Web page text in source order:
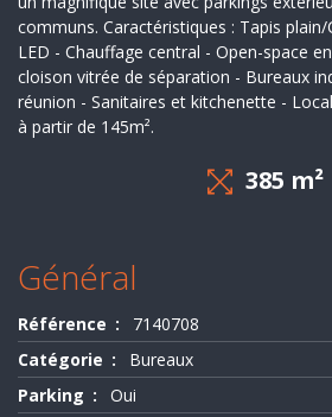
font
confiance
Contact
Evaluation
Expertise
communs. Caractéristiques : Tapis plain/
LED - Chauffage central - Open-space
cloison vitrée de séparation - Bureaux
réunion - Sanitaires et kitchenette -
à partir de 145m².
385 m²
Général
Référence
7140708
Catégorie
Bureaux
Parking
Oui